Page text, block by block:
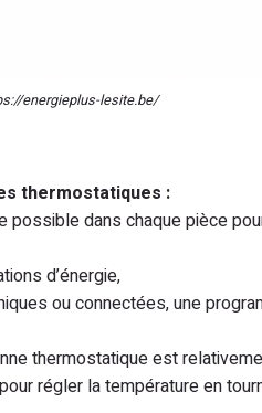
energieplus-lesite.be/
thermostatiques :
possible dans chaque pièce
d’énergie,
ou connectées, une
thermostatique est
régler la température en